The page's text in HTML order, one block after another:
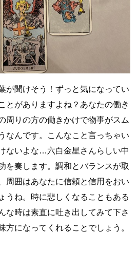
が聞けそう！ずっと気になってい
とがありますよね？あなたの働き
周りの方の働きかけで物事がスム
なんです。こんなこと言っちゃい
ないよな…六白金星さんらしい中
を奏します。調和とバランスが取
周囲はあなたに信頼と信用をおい
うね。時に悲しくなることもある
な時は素直に吐き出してみて下さ
方になってくれることでしょう。